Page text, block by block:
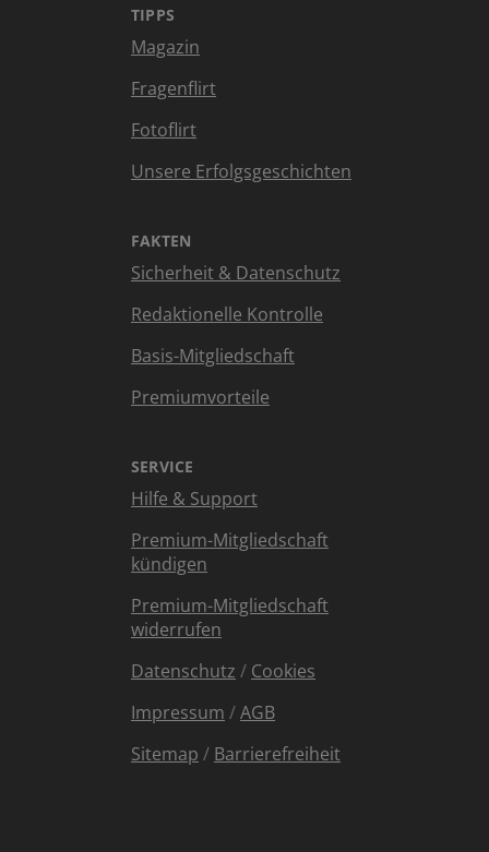
TIPPS
Magazin
Fragenflirt
Fotoflirt
Unsere Erfolgsgeschichten
FAKTEN
Sicherheit & Datenschutz
Redaktionelle Kontrolle
Basis-Mitgliedschaft
Premiumvorteile
SERVICE
Hilfe & Support
Premium-Mitgliedschaft
kündigen
Premium-Mitgliedschaft
widerrufen
Datenschutz / Cookies
Impressum /AGB
Sitemap / Barrierefreiheit